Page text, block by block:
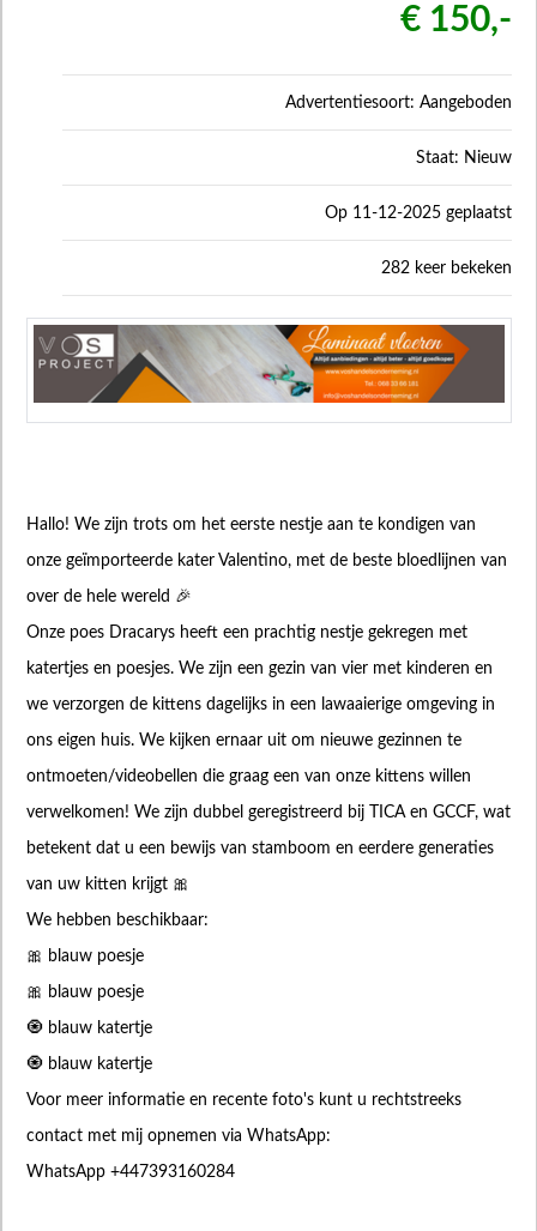
€ 150,-
Advertentiesoort: Aangeboden
Staat: Nieuw
Op 11-12-2025 geplaatst
282 keer bekeken
Hallo! We zijn trots om het eerste nestje aan te kondigen van
onze geïmporteerde kater Valentino, met de beste bloedlijnen van
over de hele wereld 🎉
Onze poes Dracarys heeft een prachtig nestje gekregen met
katertjes en poesjes. We zijn een gezin van vier met kinderen en
we verzorgen de kittens dagelijks in een lawaaierige omgeving in
ons eigen huis. We kijken ernaar uit om nieuwe gezinnen te
ontmoeten/videobellen die graag een van onze kittens willen
verwelkomen! We zijn dubbel geregistreerd bij TICA en GCCF, wat
betekent dat u een bewijs van stamboom en eerdere generaties
van uw kitten krijgt 🎀
We hebben beschikbaar:
🎀 blauw poesje
🎀 blauw poesje
🧿 blauw katertje
🧿 blauw katertje
Voor meer informatie en recente foto's kunt u rechtstreeks
contact met mij opnemen via WhatsApp:
WhatsApp +447393160284